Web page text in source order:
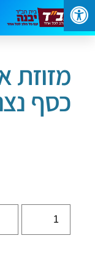
עמוד הבית/בתי מזוזה
כסף